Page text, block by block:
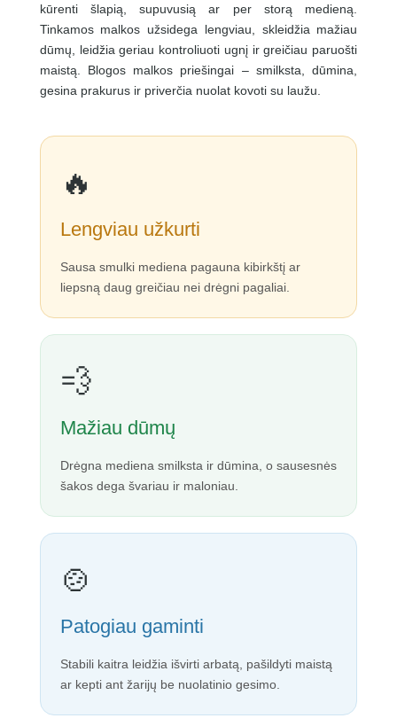
kūrenti šlapią, supuvusią ar per storą medieną.
Tinkamos malkos užsidega lengviau, skleidžia mažiau
dūmų, leidžia geriau kontroliuoti ugnį ir greičiau paruošti
maistą. Blogos malkos priešingai – smilksta, dūmina,
gesina prakurus ir priverčia nuolat kovoti su laužu.
🔥
Lengviau užkurti
Sausa smulki mediena pagauna kibirkštį ar
liepsną daug greičiau nei drėgni pagaliai.
💨
Mažiau dūmų
Drėgna mediena smilksta ir dūmina, o sausesnės
šakos dega švariau ir maloniau.
🍲
Patogiau gaminti
Stabili kaitra leidžia išvirti arbatą, pašildyti maistą
ar kepti ant žarijų be nuolatinio gesimo.